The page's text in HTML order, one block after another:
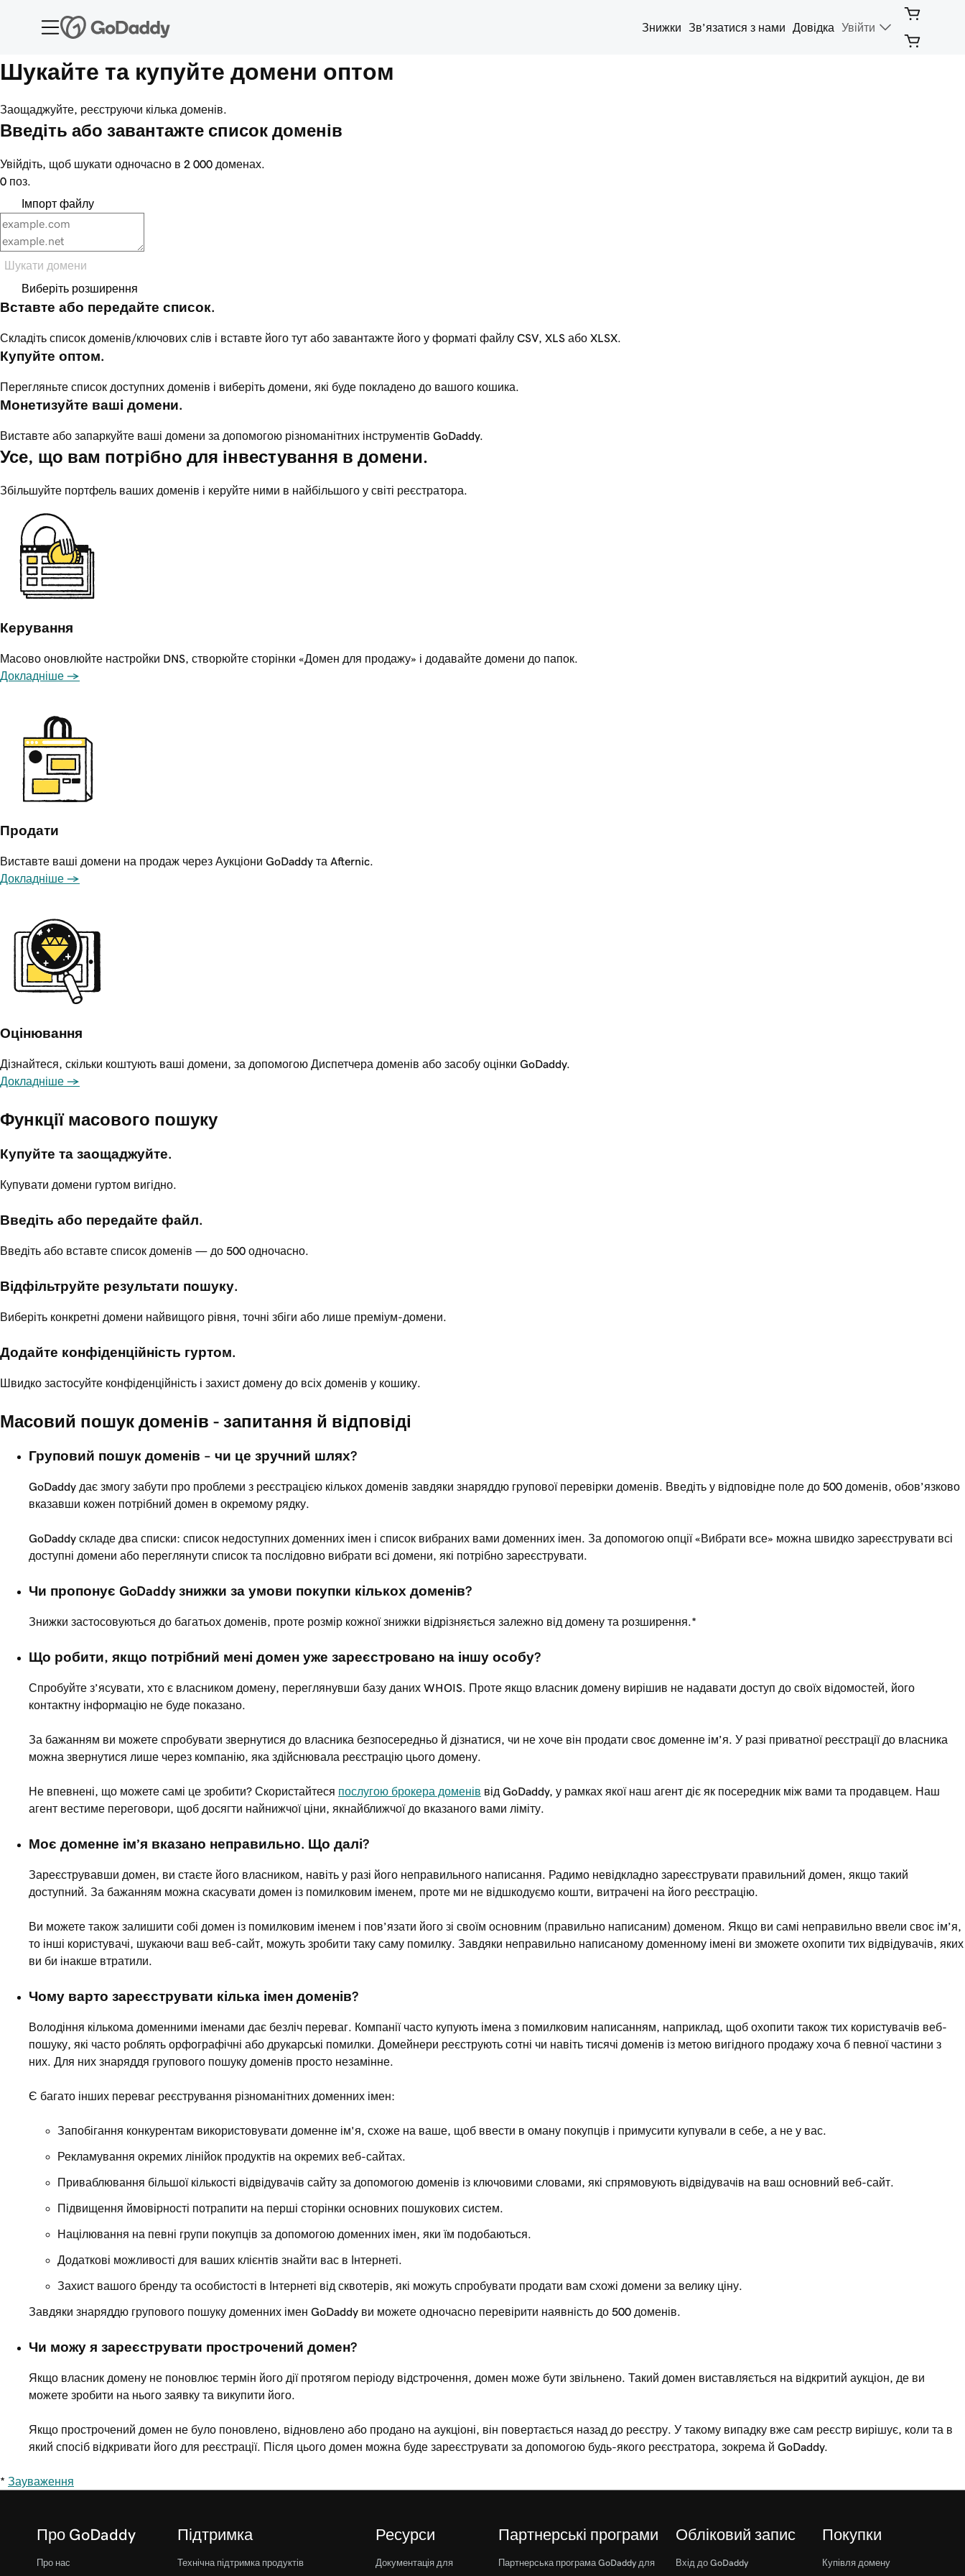
Знижки Зв’язатися з нами Довідка Увійти
Шукайте та купуйте домени оптом
Заощаджуйте, реєструючи кілька доменів.
Введіть або завантажте список доменів
Увійдіть, щоб шукати одночасно в 2 000 доменах.
0 поз.
Імпорт файлу
Шукати домени
Виберіть розширення
Вставте або передайте список.
Складіть список доменів/ключових слів і вставте його тут або завантажте його у форматі файлу CSV, XLS або XLSX.
Купуйте оптом.
Перегляньте список доступних доменів і виберіть домени, які буде покладено до вашого кошика.
Монетизуйте ваші домени.
Виставте або запаркуйте ваші домени за допомогою різноманітних інструментів GoDaddy.
Усе, що вам потрібно для інвестування в домени.
Збільшуйте портфель ваших доменів і керуйте ними в найбільшого у світі реєстратора.
Керування
Масово оновлюйте настройки DNS, створюйте сторінки «Домен для продажу» і додавайте домени до папок.
Докладніше →
Продати
Виставте ваші домени на продаж через Аукціони GoDaddy та Afternic.
Докладніше →
Оцінювання
Дізнайтеся, скільки коштують ваші домени, за допомогою Диспетчера доменів або засобу оцінки GoDaddy.
Докладніше →
Функції масового пошуку
Купуйте та заощаджуйте.
Купувати домени гуртом вигідно.
Введіть або передайте файл.
Введіть або вставте список доменів — до 500 одночасно.
Відфільтруйте результати пошуку.
Виберіть конкретні домени найвищого рівня, точні збіги або лише преміум-домени.
Додайте конфіденційність гуртом.
Швидко застосуйте конфіденційність і захист домену до всіх доменів у кошику.
Масовий пошук доменів - запитання й відповіді
Груповий пошук доменів – чи це зручний шлях?
GoDaddy дає змогу забути про проблеми з реєстрацією кількох доменів завдяки знаряддю групової перевірки доменів. Введіть у відповідне поле до 500 доменів, обов’язково
вказавши кожен потрібний домен в окремому рядку.
GoDaddy складе два списки: список недоступних доменних імен і список вибраних вами доменних імен. За допомогою опції «Вибрати все» можна швидко зареєструвати всі
доступні домени або переглянути список та послідовно вибрати всі домени, які потрібно зареєструвати.
Чи пропонує GoDaddy знижки за умови покупки кількох доменів?
Знижки застосовуються до багатьох доменів, проте розмір кожної знижки відрізняється залежно від домену та розширення.*
Що робити, якщо потрібний мені домен уже зареєстровано на іншу особу?
Спробуйте з’ясувати, хто є власником домену, переглянувши базу даних WHOIS. Проте якщо власник домену вирішив не надавати доступ до своїх відомостей, його
контактну інформацію не буде показано.
За бажанням ви можете спробувати звернутися до власника безпосередньо й дізнатися, чи не хоче він продати своє доменне ім’я. У разі приватної реєстрації до власника
можна звернутися лише через компанію, яка здійснювала реєстрацію цього домену.
Не впевнені, що можете самі це зробити? Скористайтеся послугою брокера доменів від GoDaddy, у рамках якої наш агент діє як посередник між вами та продавцем. Наш
агент вестиме переговори, щоб досягти найнижчої ціни, якнайближчої до вказаного вами ліміту.
Моє доменне ім’я вказано неправильно. Що далі?
Зареєструвавши домен, ви стаєте його власником, навіть у разі його неправильного написання. Радимо невідкладно зареєструвати правильний домен, якщо такий
доступний. За бажанням можна скасувати домен із помилковим іменем, проте ми не відшкодуємо кошти, витрачені на його реєстрацію.
Ви можете також залишити собі домен із помилковим іменем і пов’язати його зі своїм основним (правильно написаним) доменом. Якщо ви самі неправильно ввели своє ім’я,
то інші користувачі, шукаючи ваш веб-сайт, можуть зробити таку саму помилку. Завдяки неправильно написаному доменному імені ви зможете охопити тих відвідувачів, яких
ви би інакше втратили.
Чому варто зареєструвати кілька імен доменів?
Володіння кількома доменними іменами дає безліч переваг. Компанії часто купують імена з помилковим написанням, наприклад, щоб охопити також тих користувачів веб-
пошуку, які часто роблять орфографічні або друкарські помилки. Домейнери реєструють сотні чи навіть тисячі доменів із метою вигідного продажу хоча б певної частини з
них. Для них знаряддя групового пошуку доменів просто незамінне.
Є багато інших переваг реєстрування різноманітних доменних імен:
Запобігання конкурентам використовувати доменне ім'я, схоже на ваше, щоб ввести в оману покупців і примусити купували в себе, а не у вас.
Рекламування окремих лінійок продуктів на окремих веб-сайтах.
Приваблювання більшої кількості відвідувачів сайту за допомогою доменів із ключовими словами, які спрямовують відвідувачів на ваш основний веб-сайт.
Підвищення ймовірності потрапити на перші сторінки основних пошукових систем.
Націлювання на певні групи покупців за допомогою доменних імен, яки їм подобаються.
Додаткові можливості для ваших клієнтів знайти вас в Інтернеті.
Захист вашого бренду та особистості в Інтернеті від сквотерів, які можуть спробувати продати вам схожі домени за велику ціну.
Завдяки знаряддю групового пошуку доменних імен GoDaddy ви можете одночасно перевірити наявність до 500 доменів.
Чи можу я зареєструвати прострочений домен?
Якщо власник домену не поновлює термін його дії протягом періоду відстрочення, домен може бути звільнено. Такий домен виставляється на відкритий аукціон, де ви
можете зробити на нього заявку та викупити його.
Якщо прострочений домен не було поновлено, відновлено або продано на аукціоні, він повертається назад до реєстру. У такому випадку вже сам реєстр вирішує, коли та в
який спосіб відкривати його для реєстрації. Після цього домен можна буде зареєструвати за допомогою будь-якого реєстратора, зокрема й GoDaddy.
* Зауваження
Про GoDaddy
Про нас
Підтримка
Технічна підтримка продуктів
Ресурси
Документація для
Партнерські програми
Партнерська програма GoDaddy для
Обліковий запис
Вхід до GoDaddy
Покупки
Купівля домену